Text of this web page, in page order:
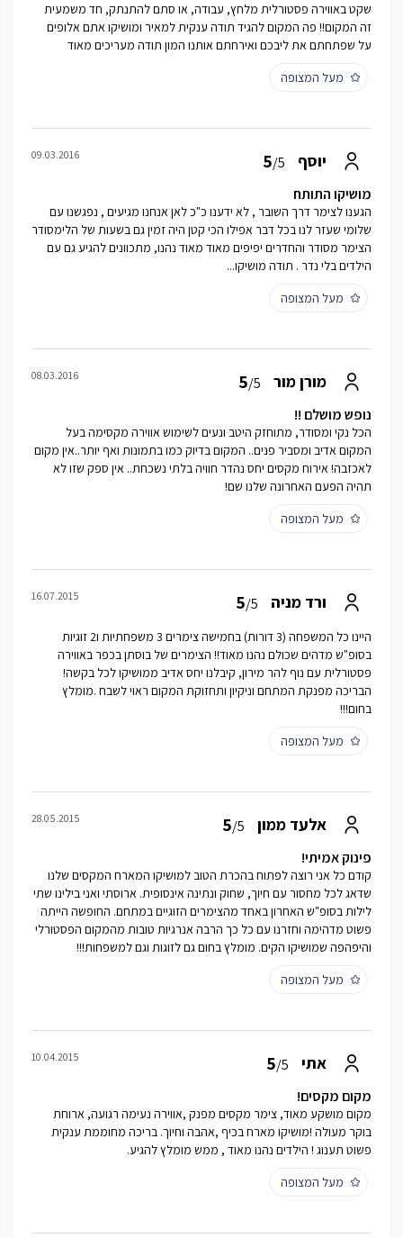
שקט באווירה פסטורלית מלחץ, עבודה, או סתם להתנתק, חד משמעית
זה המקום!! פה המקום להגיד תודה ענקית למאיר ומושיקו אתם אלופים
על שפתחתם את ליבכם ואירחתם אותנו המון תודה מעריכים מאוד
מעל המצופה
יוסף 5/5
09.03.2016
מושיקו התותח
הגענו לצימר דרך השובר , לא ידענו כ"כ לאן אנחנו מגיעים , נפגשנו עם
שלומי שעזר לנו בכל דבר אפילו הכי קטן היה זמין גם בשעות של הלימסודר
הצימר מסודר והחדרים יפיפים מאוד מאוד נהנו, מתכוונים להגיע גם עם
הילדים בלי נדר . תודה מושיקו...
מעל המצופה
מורן מור 5/5
08.03.2016
נופש מושלם !!
הכל נקי ומסודר, מתוחזק היטב ונעים לשימוש אווירה מקסימה בעל
המקום אדיב ומסביר פנים.. המקום בדיוק כמו בתמונות ואף יותר..אין מקום
לאכזבה! אירוח מקסים יחס נהדר חוויה בלתי נשכחת.. אין ספק שזו לא
תהיה הפעם האחרונה שלנו שם!
מעל המצופה
ורד מניה 5/5
16.07.2015
היינו כל המשפחה (3 דורות) בחמישה צימרים 3 משפחתיות ו2 זוגיות
בסופ"ש מדהים שכולם נהנו מאוד!! הצימרים של בוסתן בכפר באווירה
פסטורלית עם נוף להר מירון, קיבלנו יחס אדיב ממושיקו לכל בקשה!
הבריכה מפנקת המתחם וניקיון ותחזוקת המקום ראוי לשבח .מומלץ
בחום!!!
מעל המצופה
אלעד ממון 5/5
28.05.2015
פינוק אמיתי!
קודם כל אני רוצה לפתוח בהכרת הטוב למושיקו המארח המקסים שלנו
שדאג לכל מחסור עם חיוך, שחוק ונתינה אינסופית. ארוסתי ואני בילינו שתי
לילות בסופ"ש האחרון באחד מהצימרים הזוגיים במתחם. החופשה הייתה
פשוט מדהימה וחזרנו עם כל כך הרבה אנרגיות טובות מהמקום הפסטורלי
והיפהפה שמושיקו הקים. מומלץ בחום גם לזוגות וגם למשפחות!!!
מעל המצופה
אתי 5/5
10.04.2015
מקום מקסים!
מקום מושקע מאוד, צימר מקסים מפנק ,אווירה נעימה רגועה, ארוחת
בוקר מעולה !מושיקו מארח בכיף ,אהבה וחיוך. בריכה מחוממת ענקית
פשוט תענוג ! הילדים נהנו מאוד , ממש מומלץ להגיע.
מעל המצופה